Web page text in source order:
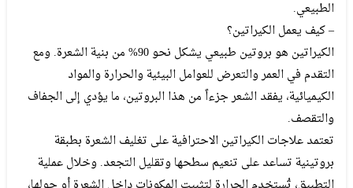
الطبيعي.
– كيف يعمل الكيراتين؟
الكيراتين هو بروتين طبيعي يشكل نحو 90% من بنية الشعرة. ومع
التقدم في العمر والتعرض للعوامل البيئية والحرارة والمواد
الكيميائية، يفقد الشعر جزءاً من هذا البروتين، ما يؤدي إلى الجفاف
والتقصف.
تعتمد علاجات الكيراتين الاحترافية على تغليف الشعرة بطبقة
بروتينية تساعد على تنعيم سطحها وتقليل التجعد. وخلال عملية